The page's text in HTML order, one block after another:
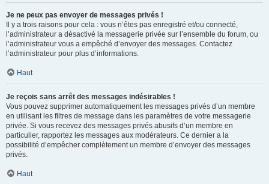
Je ne peux pas envoyer de messages privés !
Il y a trois raisons pour cela : vous n’êtes pas enregistré et/ou connecté,
l’administrateur a désactivé la messagerie privée sur l’ensemble du forum, ou
l’administrateur vous a empêché d’envoyer des messages. Contactez
l’administrateur pour plus d’informations.
Haut
Je reçois sans arrêt des messages indésirables !
Vous pouvez supprimer automatiquement les messages privés d’un membre
en utilisant les filtres de message dans les paramètres de votre messagerie
privée. Si vous recevez des messages privés abusifs d’un membre en
particulier, rapportez les messages aux modérateurs. Ce dernier a la
possibilité d’empêcher complètement un membre d’envoyer des messages
privés.
Haut